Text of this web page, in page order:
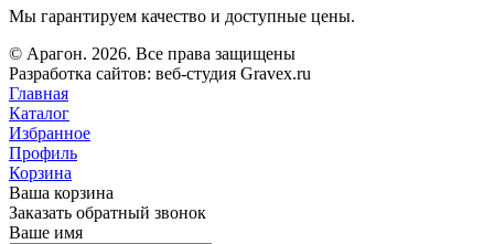
Мы гарантируем качество и доступные цены.
© Арагон. 2026. Все права защищены
Разработка сайтов: веб-студия Gravex.ru
Главная
Каталог
Избранное
Профиль
Корзина
Ваша корзина
Заказать обратный звонок
Ваше имя